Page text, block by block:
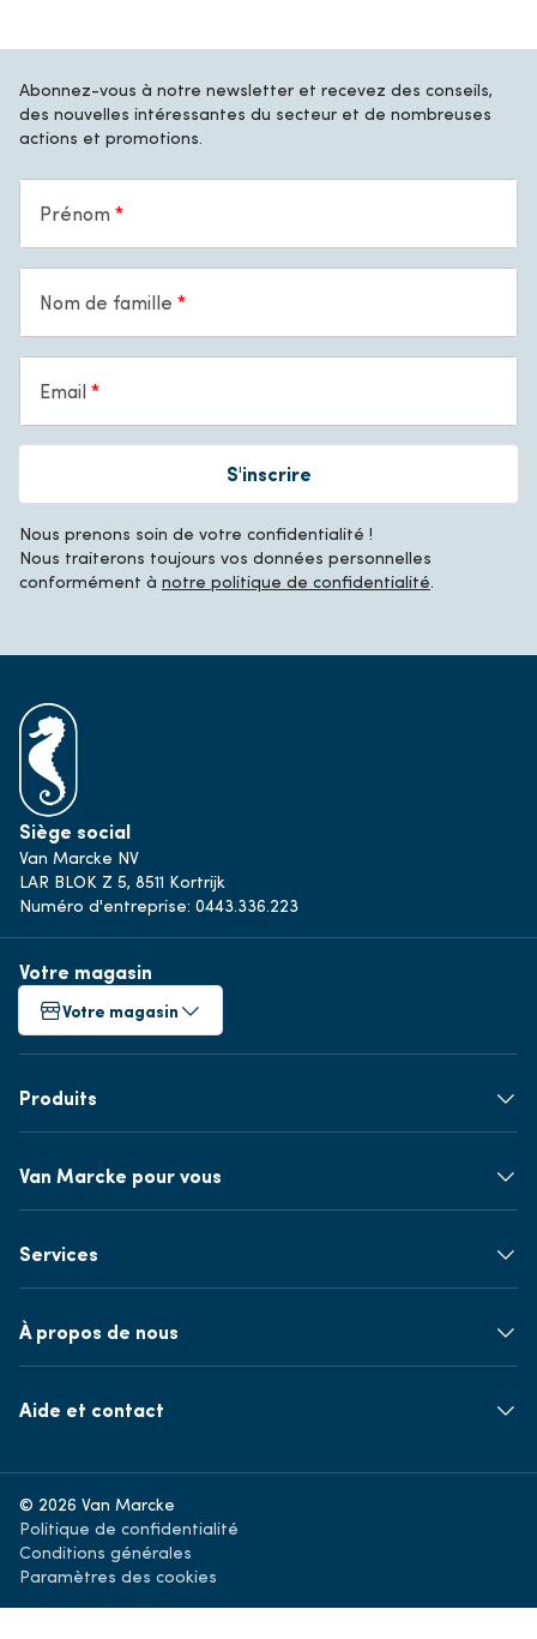
Abonnez-vous à notre newsletter et recevez des conseils,
des nouvelles intéressantes du secteur et de nombreuses
actions et promotions.
Prénom
Nom de famille
Email
S'inscrire
Nous prenons soin de votre confidentialité !
Nous traiterons toujours vos données personnelles
conformément à notre politique de confidentialité.
Siège social
Van Marcke NV
LAR BLOK Z 5, 8511 Kortrijk
Numéro d'entreprise: 0443.336.223
Votre magasin
Votre magasin
Produits
Van Marcke pour vous
Services
À propos de nous
Aide et contact
© 2026 Van Marcke
Politique de confidentialité
Conditions générales
Paramètres des cookies